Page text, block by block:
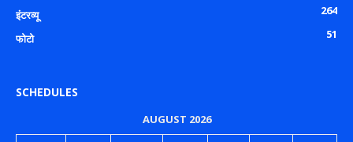
इंटरव्यू
264
फोटो
51
SCHEDULES
AUGUST 2026